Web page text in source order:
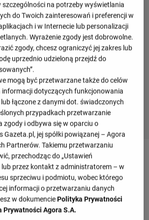
HOGO Wels - szczegóły
Przegląd wydarzeń
o meczu
na potrzeby wyświetlania
do Twoich zainteresowań i preferencji w
i w Internecie lub personalizacji
Wyrażenie zgody jest dobrowolne.
zgody, chcesz ograniczyć jej zakres lub
uprzednio udzieloną przejdź do
mogą być przetwarzane także do celów
informacji dotyczących funkcjonowania
łączone z danymi dot. świadczonych
przypadkach przetwarzanie
zgody i odbywa się w oparciu o
Gazeta.pl, jej spółki powiązanej – Agora
Partnerów. Takiemu przetwarzaniu
przechodząc do „Ustawień
przez kontakt z administratorem – w
sprzeciwu i podmiotu, wobec którego
informacji o przetwarzaniu danych
w dokumenciePolityka Prywatności
Prywatności Agora S.A.